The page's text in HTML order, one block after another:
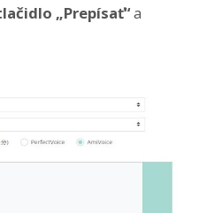
„Prepísať“a